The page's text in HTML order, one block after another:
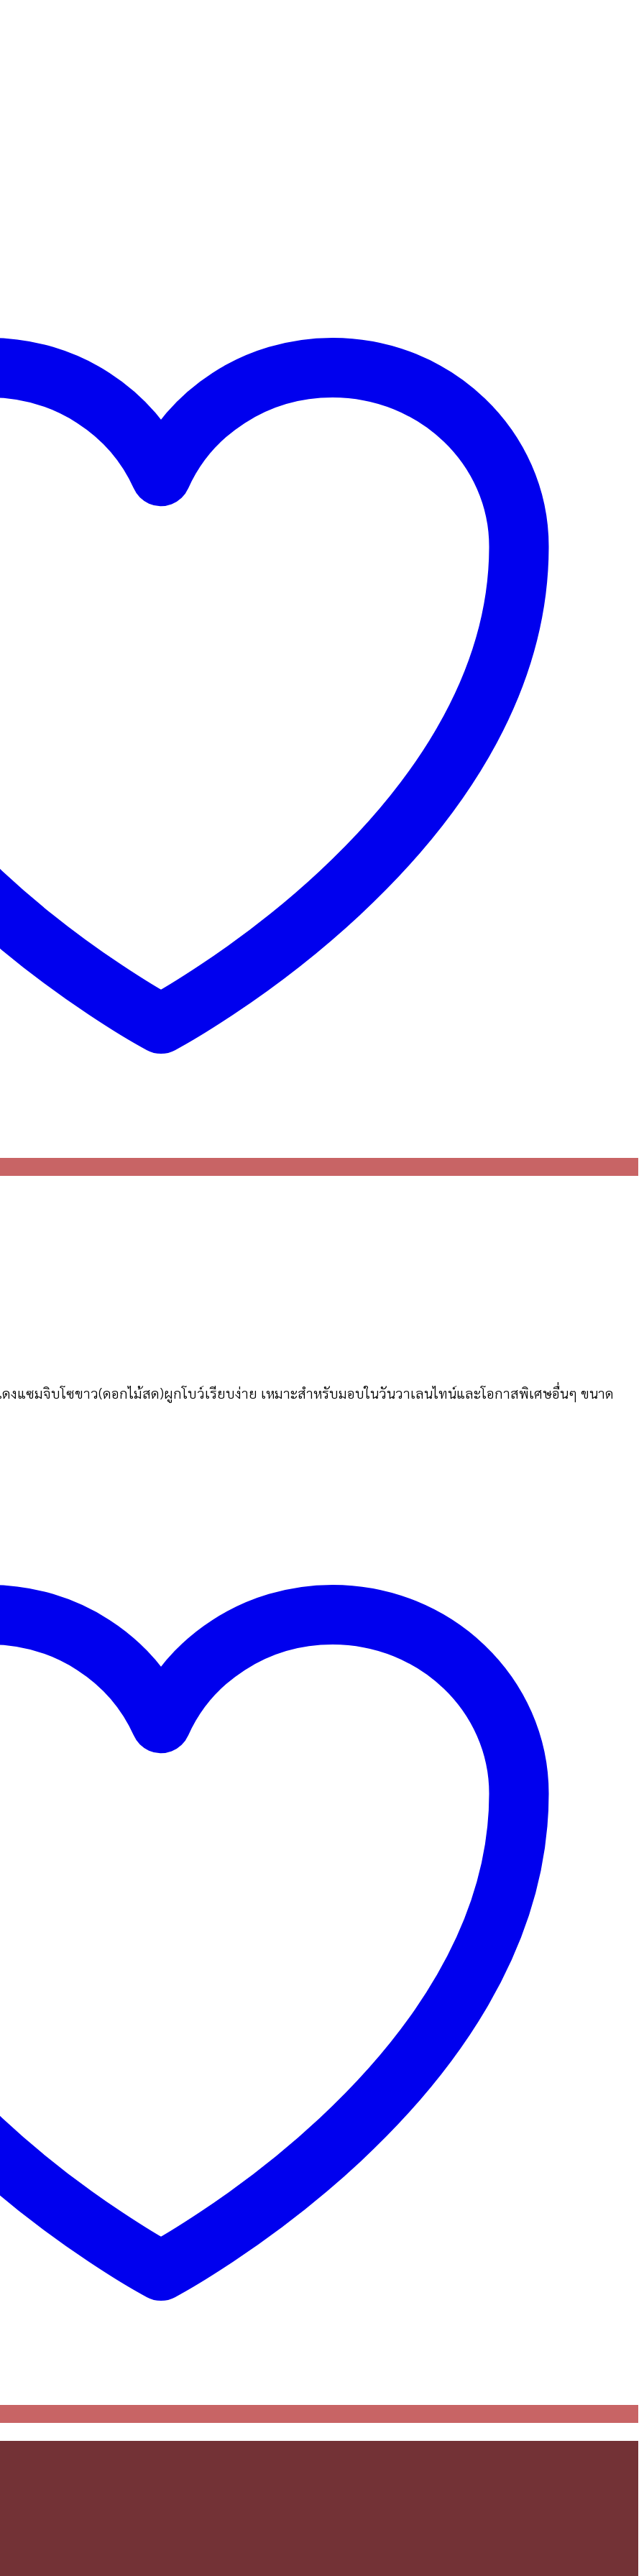
แซมจิบโซขาว(ดอกไม้สด)ผูกโบว์เรียบง่าย เหมาะสำหรับมอบในวันวาเลนไทน์และโอกาสพิเศษอื่นๆ ขนาด